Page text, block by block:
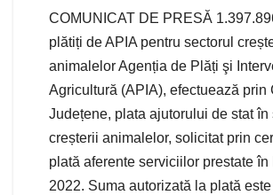
COMUNICAT DE PRESĂ
plătiți de APIA pentru sectorul
animalelor Agenția de Plăți şi
Agricultură (APIA), efectuează prin
Județene, plata ajutorului de stat în
creșterii animalelor, solicitat prin
plată aferente serviciilor prestate
2022. Suma autorizată la plată